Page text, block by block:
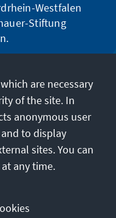
Westfalen
Stiftung
are necessary
of the site. In
anonymous user
to display
sites. You can
any time.